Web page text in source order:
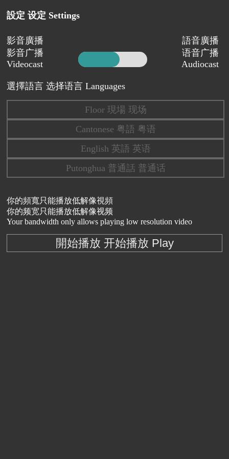
設定 设定 Settings
影音廣播
影音广播
Videocast
語音廣播
语音广播
Audiocast
選擇語言 选择语言 Languages
Floor 現場 现场
Cantonese 粤語 粤语
English 英語 英语
Putonghua 普通話 普通话
你的頻寬只能播放低解像視頻
你的频宽只能播放低解像视频
Your bandwidth only allows playing low resolution video
開始播放 开始播放 Play